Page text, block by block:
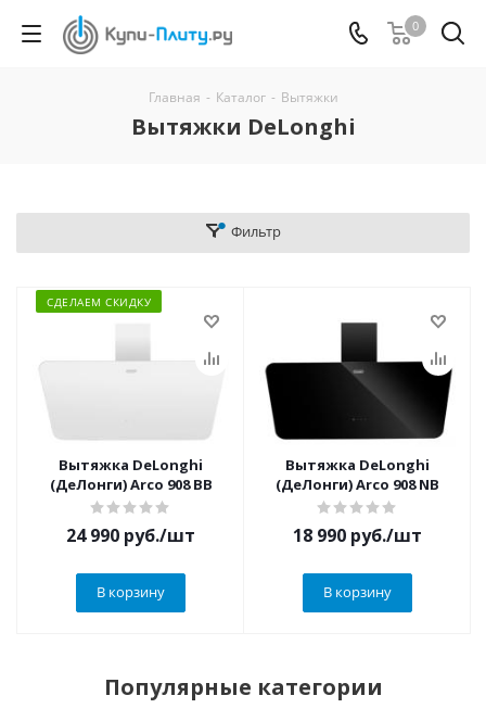
0
Главная - Каталог - Вытяжки
Вытяжки DeLonghi
Фильтр
СДЕЛАЕМ СКИДКУ
Вытяжка DeLonghi
(ДеЛонги) Arco 908 BB
24 990 руб./шт
В корзину
Вытяжка DeLonghi
(ДеЛонги) Arco 908 NB
18 990 руб./шт
В корзину
Популярные категории